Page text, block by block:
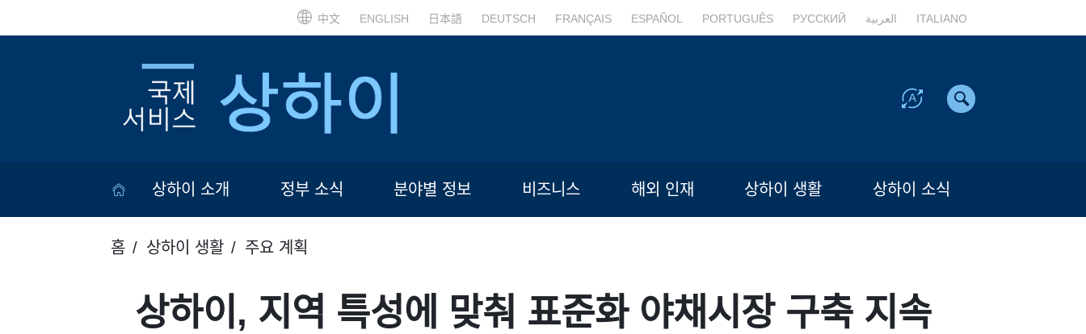
中文 ENGLISH 日本語 DEUTSCH FRANÇAIS ESPAÑOL PORTUGUÊS РУССКИЙ العربية ITALIANO
상하이 소개 정부 소식 분야별 정보 비즈니스 해외 인재 상하이 생활 상하이 소식
홈 상하이 생활 주요 계획
상하이, 지역 특성에 맞춰 표준화 야채시장 구축 지속